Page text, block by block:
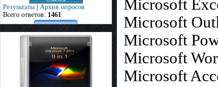
Результаты | Архив опросов
Всего ответов: 1461
Microsoft
Microsoft
Microsoft
Microsoft
Microsoft